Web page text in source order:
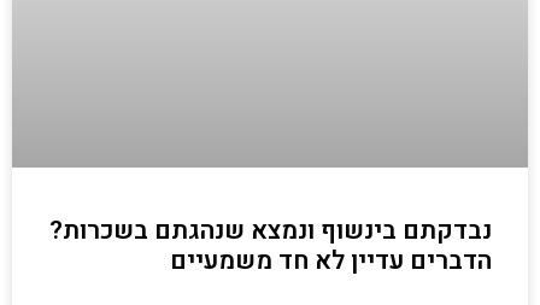
נבדקתם בינשוף ונמצא שנהגתם בשכרות?
הדברים עדיין לא חד משמעיים